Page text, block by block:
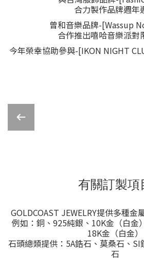
合力製作品牌週年
曾和音樂品牌-[Wassup
合作推出嘻哈音樂派對
今年榮幸協助參與-[IKON NIGHT
有關訂製項
GOLDCOAST JEWELRY提供多種金
例如：銅、925純銀、10K金（白金
18K金（白金）
石頭總類提供：5A鋯石、莫桑石、SI
石